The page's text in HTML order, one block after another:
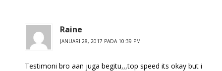
Raine
JANUARI 28, 2017 PADA 10:39 PM
Testimoni bro aan juga begitu,,,top speed its okay but i